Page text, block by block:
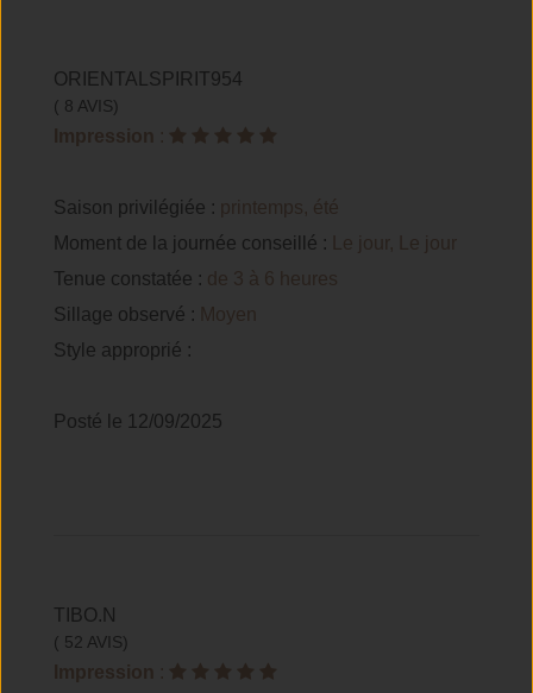
ORIENTALSPIRIT954
( 8 AVIS)
Impression :
Saison privilégiée : printemps, été
Moment de la journée conseillé :
Le jour, Le jour
Tenue constatée : de 3 à 6 heures
Sillage observé : Moyen
Style approprié :
Posté le 12/09/2025
TIBO.N
( 52 AVIS)
Impression :